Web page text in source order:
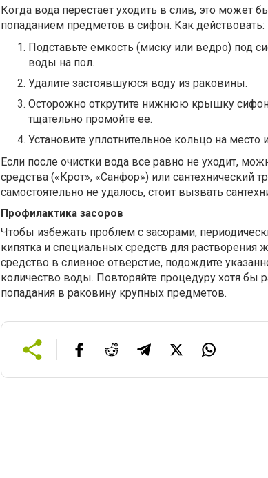
Когда вода перестает уходить в слив, это может
попаданием предметов в сифон. Как действовать:
Подставьте емкость (миску или ведро) под
воды на пол.
Удалите застоявшуюся воду из раковины.
Осторожно открутите нижнюю крышку
тщательно промойте ее.
Установите уплотнительное кольцо на место
Если после очистки вода все равно не уходит,
средства («Крот», «Санфор») или сантехнический
самостоятельно не удалось, стоит вызвать
Профилактика засоров
Чтобы избежать проблем с засорами,
кипятка и специальных средств для растворения
средство в сливное отверстие, подождите
количество воды. Повторяйте процедуру хотя бы
попадания в раковину крупных предметов.